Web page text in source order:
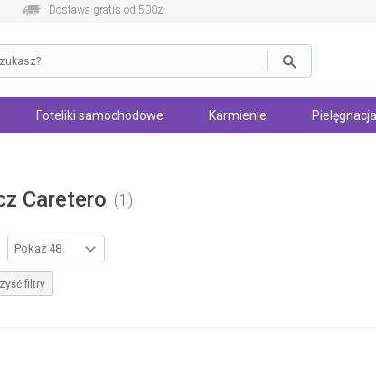
Dostawa gratis od 500zł
Foteliki samochodowe Karmienie
Caretero 1
filtry